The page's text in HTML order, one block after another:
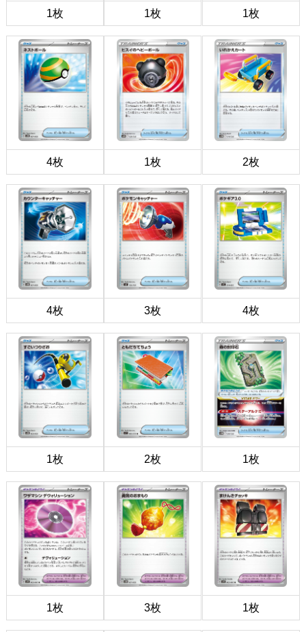
1枚 1枚 1枚
4枚 1枚 2枚
4枚 3枚 4枚
1枚 2枚 1枚
1枚 3枚 1枚